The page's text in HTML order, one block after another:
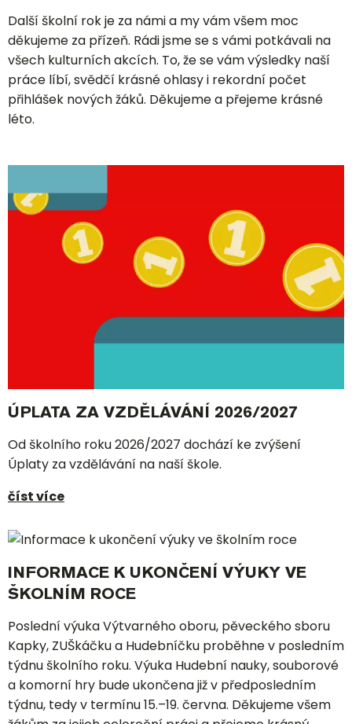
Další školní rok je za námi a my vám všem moc
děkujeme za přízeň. Rádi jsme se s vámi potkávali na
všech kulturních akcích. To, že se vám výsledky naší
práce líbí, svědčí krásné ohlasy i rekordní počet
přihlášek nových žáků. Děkujeme a přejeme krásné
léto.
ÚPLATA ZA VZDĚLÁVÁNÍ 2026/2027
Od školního roku 2026/2027 dochází ke zvýšení
Úplaty za vzdělávání na naší škole.
číst více
INFORMACE K UKONČENÍ VÝUKY VE
ŠKOLNÍM ROCE
Poslední výuka Výtvarného oboru, pěveckého sboru
Kapky, ZUŠkáčku a Hudebníčku proběhne v posledním
týdnu školního roku. Výuka Hudební nauky, souborové
a komorní hry bude ukončena již v předposledním
týdnu, tedy v termínu 15.–19. června. Děkujeme všem